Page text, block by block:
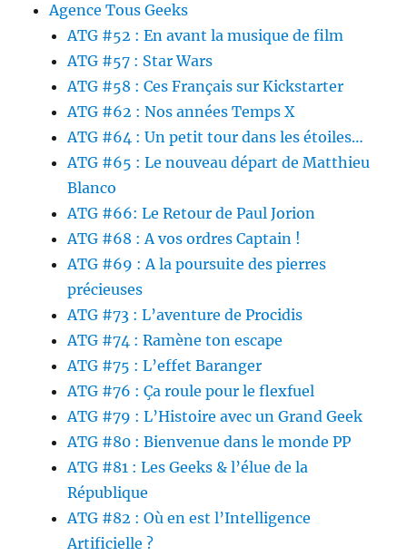
Agence Tous Geeks
ATG #52 : En avant la musique de film
ATG #57 : Star Wars
ATG #58 : Ces Français sur Kickstarter
ATG #62 : Nos années Temps X
ATG #64 : Un petit tour dans les étoiles…
ATG #65 : Le nouveau départ de Matthieu
Blanco
ATG #66: Le Retour de Paul Jorion
ATG #68 : A vos ordres Captain !
ATG #69 : A la poursuite des pierres
précieuses
ATG #73 : L’aventure de Procidis
ATG #74 : Ramène ton escape
ATG #75 : L’effet Baranger
ATG #76 : Ça roule pour le flexfuel
ATG #79 : L’Histoire avec un Grand Geek
ATG #80 : Bienvenue dans le monde PP
ATG #81 : Les Geeks & l’élue de la
République
ATG #82 : Où en est l’Intelligence
Artificielle ?